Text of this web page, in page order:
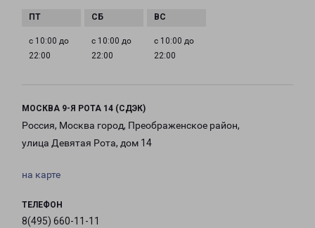
с 10:00 до
22:00
с 10:00 до
22:00
с 10:00 до
22:00
МОСКВА 9-Я РОТА 14 (СДЭК)
Россия, Москва город, Преображенское район,
улица Девятая Рота, дом 14
на карте
ТЕЛЕФОН
8(495) 660-11-11